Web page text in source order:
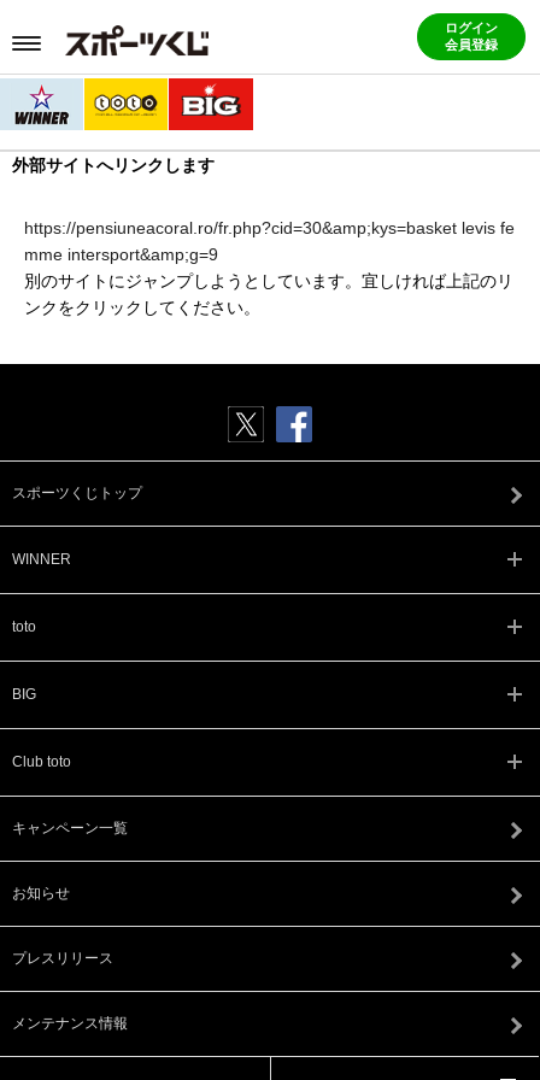
ログイン
会員登録
外部サイトへリンクします
https://pensiuneacoral.ro/fr.php?cid=30&amp;kys=basket levis fe
mme intersport&amp;g=9
別のサイトにジャンプしようとしています。宜しければ上記のリ
ンクをクリックしてください。
スポーツくじトップ
WINNER
toto
BIG
Club toto
キャンペーン一覧
お知らせ
プレスリリース
メンテナンス情報